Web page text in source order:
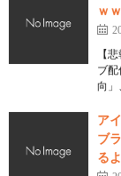
ｗ
【
ブ配
向」
ア
ブ
るよ